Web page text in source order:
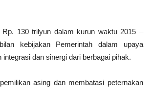
130 trilyun dalam kurun waktu 2015 –
kebijakan Pemerintah dalam upaya
dan sinergi dari berbagai pihak.
asing dan membatasi peternakan